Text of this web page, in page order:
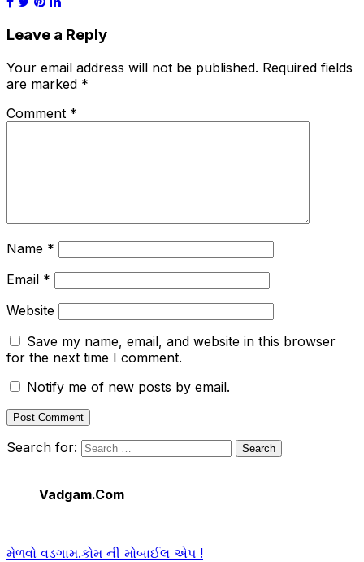
Share
Leave a Reply
Your email address will not be published. Required fields
are marked *
Comment *
Name *
Email *
Website
Save my name, email, and website in this browser
for the next time I comment.
Notify me of new posts by email.
Search for:
Vadgam.Com
મેળવો વડગામ.કોમ ની મોબાઈલ એપ !